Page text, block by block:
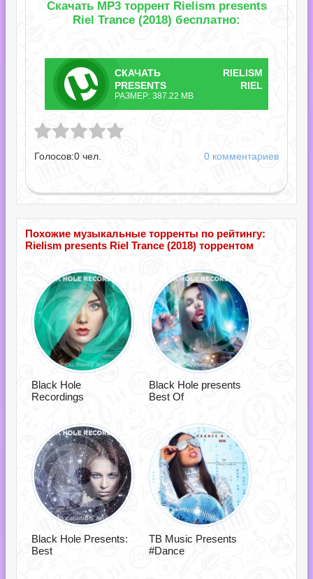
Скачать MP3 торрент Rielism presents
Riel Trance (2018) бесплатно:
СКАЧАТЬ
ТОРРЕНТ
RIELISM
PRESENTS RIEL
TRANCE.TORRENT
РАЗМЕР: 387.22 MB
Riel Trance.torrent
Голосов:0 чел. 0 комментариев
Похожие музыкальные торренты по рейтингу:
Rielism presents Riel Trance (2018) торрентом
Black Hole
Recordings
Black Hole presents
Best Of
Black Hole Presents:
Best
TB Music Presents
#Dance